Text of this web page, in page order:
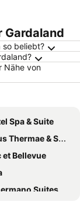
Gardaland
so beliebt?
Nähe von
Spa & Suite
& Spa Resort
et Bellevue
Suites & Apartments